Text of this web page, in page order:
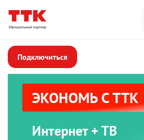
Подключиться
ЭКОНОМЬ С ТТК
Интернет + ТВ